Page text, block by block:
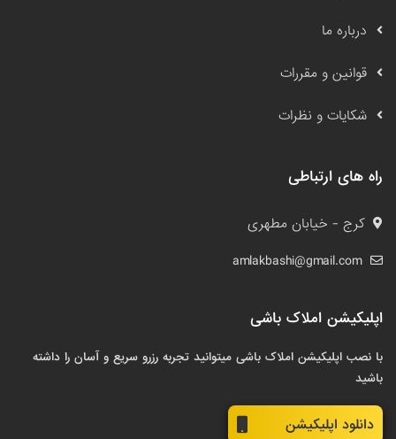
درباره ما
قوانین و مقررات
شکایات و نظرات
راه های ارتباطی
کرج - خیابان مطهری
amlakbashi@gmail.com
اپلیکیشن املاک باشی
با نصب اپلیکیشن املاک باشی میتوانید تجربه رزرو سریع و آسان را داشته
باشید
دانلود اپلیکیشن